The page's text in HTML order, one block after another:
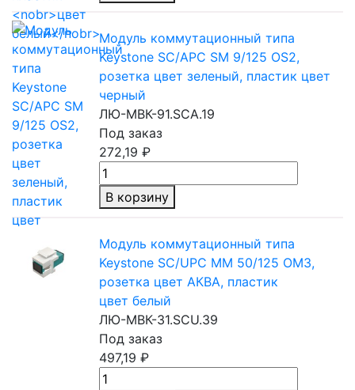
Модуль коммутационный типа
Keystone SC/APC SM 9/125 OS2,
розетка цвет зеленый, пластик цвет
черный
ЛЮ-МВК-91.SCA.19
Под заказ
272,19 ₽
В корзину
Модуль коммутационный типа
Keystone SC/UPC MM 50/125 OM3,
розетка цвет АКВА, пластик
цвет белый
ЛЮ-МВК-31.SCU.39
Под заказ
497,19 ₽